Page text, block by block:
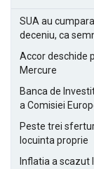
SUA au
deceniu, ca
Accor deschide
Mercure
Banca de
a Comisiei
Peste trei
locuinta proprie
Inflatia a scazut